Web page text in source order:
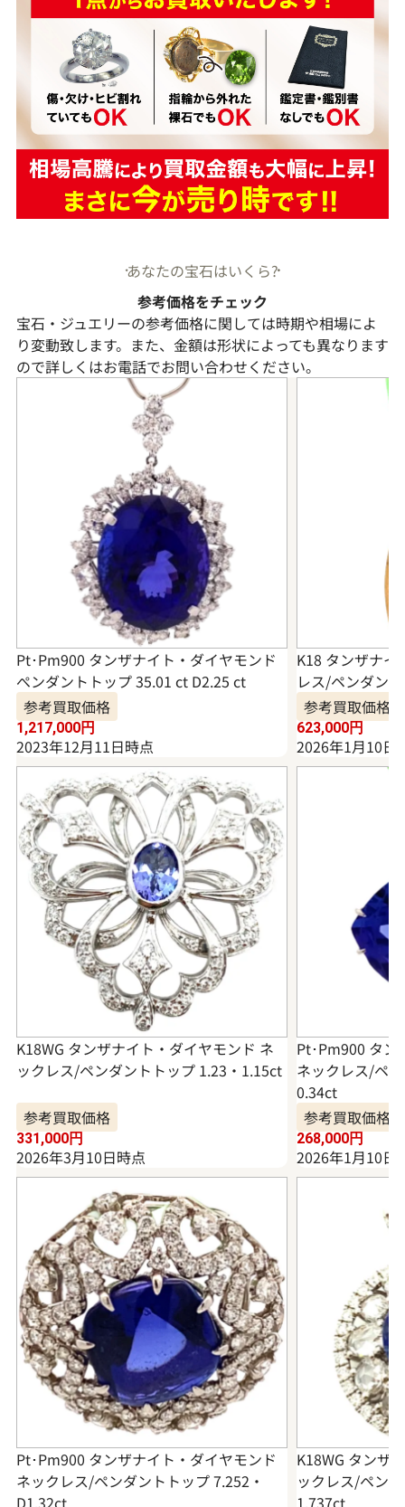
あなたの宝石はいくら?
参考価格をチェック
宝石・ジュエリーの参考価格に関しては時期や相場によ
り変動致します。また、金額は形状によっても異なります
ので詳しくはお電話でお問い合わせください。
Pt･Pm900 タンザナイト・ダイヤモンド
ぺンダントトップ 35.01 ct D2.25 ct
参考買取価格
1,217,000円
2023年12月11日時点
K18 タンザナイ
レス/ペンダン
参考買取価格
623,000円
2026年1月10日
K18WG タンザナイト・ダイヤモンド ネ
ックレス/ペンダントトップ 1.23・1.15ct
参考買取価格
331,000円
2026年3月10日時点
Pt･Pm900 タン
ネックレス/ペ
0.34ct
参考買取価格
268,000円
2026年1月10日
Pt･Pm900 タンザナイト・ダイヤモンド
ネックレス/ペンダントトップ 7.252・
D1.32ct
K18WG タンザ
ックレス/ペン
1.737ct